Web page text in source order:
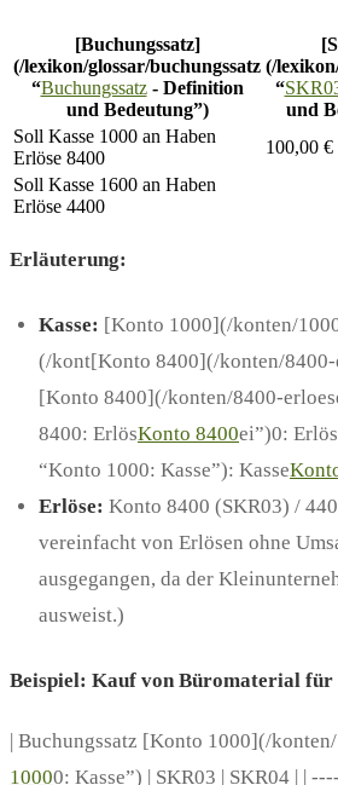
[Buchungssatz]
(/lexikon/glossar/buchungssatz
“Buchungssatz- Definition
und Bedeutung”)
(/
“
und
Soll Kasse 1000 an Haben
Erlöse 8400
100,00 €
Soll Kasse 1600 an Haben
Erlöse 4400
Erläuterung:
Kasse: [Konto 1000](/konten/
(/kont[Konto 8400](/konten/
[Konto 8400](/konten/8400-
8400: ErlösKonto 8400ei”)0:
“Konto 1000: Kasse”): Kasse
Erlöse: Konto 8400 (SKR03) /
vereinfacht von Erlösen ohne
ausgegangen, da der
ausweist.)
Beispiel: Kauf von Büromaterial für
| Buchungssatz [Konto 1000](/
10000: Kasse”) | SKR03 | SKR04 | |